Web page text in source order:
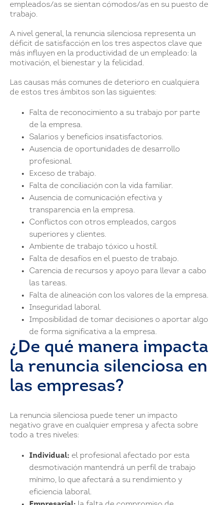
empleados/as se sientan cómodos/as en su puesto de
trabajo.
A nivel general, la renuncia silenciosa representa un
déficit de satisfacción en los tres aspectos clave que
más influyen en la productividad de un empleado: la
motivación, el bienestar y la felicidad.
Las causas más comunes de deterioro en cualquiera
de estos tres ámbitos son las siguientes:
Falta de reconocimiento a su trabajo por parte
de la empresa.
Salarios y beneficios insatisfactorios.
Ausencia de oportunidades de desarrollo
profesional.
Exceso de trabajo.
Falta de conciliación con la vida familiar.
Ausencia de comunicación efectiva y
transparencia en la empresa.
Conflictos con otros empleados, cargos
superiores y clientes.
Ambiente de trabajo tóxico u hostil.
Falta de desafíos en el puesto de trabajo.
Carencia de recursos y apoyo para llevar a cabo
las tareas.
Falta de alineación con los valores de la empresa.
Inseguridad laboral.
Imposibilidad de tomar decisiones o aportar algo
de forma significativa a la empresa.
¿De qué manera impacta
la renuncia silenciosa en
las empresas?
La renuncia silenciosa puede tener un impacto
negativo grave en cualquier empresa y afecta sobre
todo a tres niveles:
Individual: el profesional afectado por esta
desmotivación mantendrá un perfil de trabajo
mínimo, lo que afectará a su rendimiento y
eficiencia laboral.